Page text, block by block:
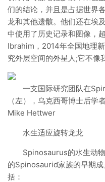
们的结论，并且是占据世界
龙和其他遗骸。他们还在埃
中使用了历史记录和图像，
Ibrahim，2014年全国地理
究外层空间的外星人;它不像
一支国际研究团队在
（左），乌克西哥博士后
Mike Hettwer
水生适应旋转龙龙
Spinosaurus的水生动
的Spinosaurid家族的早期
括：